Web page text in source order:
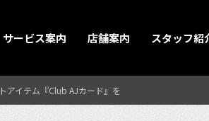
サービス案内 店舗案内 スタッフ紹
アイテム『Club AJカード』を